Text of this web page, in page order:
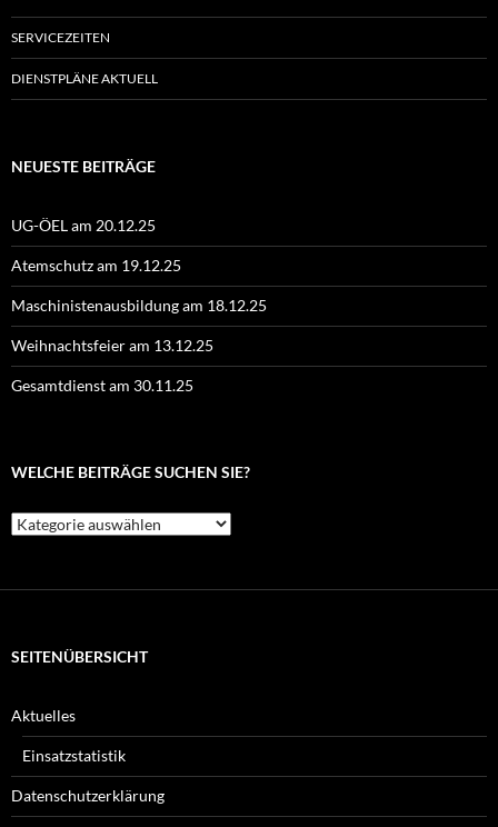
SERVICEZEITEN
DIENSTPLÄNE AKTUELL
NEUESTE BEITRÄGE
UG-ÖEL am 20.12.25
Atemschutz am 19.12.25
Maschinistenausbildung am 18.12.25
Weihnachtsfeier am 13.12.25
Gesamtdienst am 30.11.25
WELCHE BEITRÄGE SUCHEN SIE?
Welche
Beiträge
SEITENÜBERSICHT
Aktuelles
Einsatzstatistik
Datenschutzerklärung